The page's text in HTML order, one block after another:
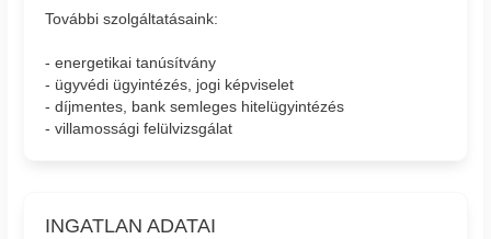
További szolgáltatásaink:
- energetikai tanúsítvány
- ügyvédi ügyintézés, jogi képviselet
- díjmentes, bank semleges hitelügyintézés
- villamossági felülvizsgálat
INGATLAN ADATAI